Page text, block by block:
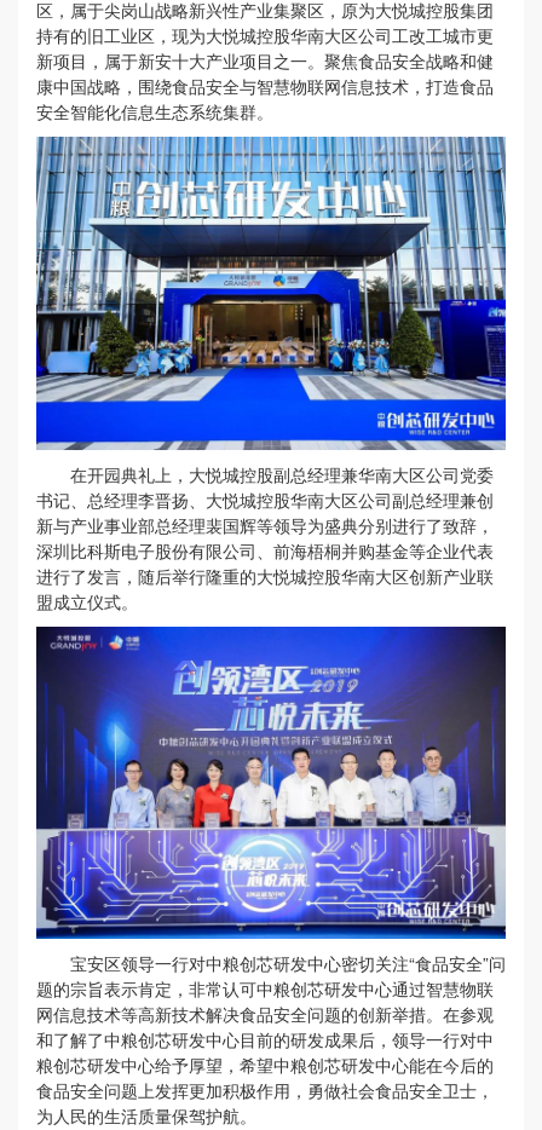
区，属于尖岗山战略新兴性产业集聚区，原为大悦城控股集团
持有的旧工业区，现为大悦城控股华南大区公司工改工城市更
新项目，属于新安十大产业项目之一。聚焦食品安全战略和健
康中国战略，围绕食品安全与智慧物联网信息技术，打造食品
安全智能化信息生态系统集群。
在开园典礼上，大悦城控股副总经理兼华南大区公司党委
书记、总经理李晋扬、大悦城控股华南大区公司副总经理兼创
新与产业事业部总经理裴国辉等领导为盛典分别进行了致辞，
深圳比科斯电子股份有限公司、前海梧桐并购基金等企业代表
进行了发言，随后举行隆重的大悦城控股华南大区创新产业联
盟成立仪式。
宝安区领导一行对中粮创芯研发中心密切关注“食品安全”问
题的宗旨表示肯定，非常认可中粮创芯研发中心通过智慧物联
网信息技术等高新技术解决食品安全问题的创新举措。在参观
和了解了中粮创芯研发中心目前的研发成果后，领导一行对中
粮创芯研发中心给予厚望，希望中粮创芯研发中心能在今后的
食品安全问题上发挥更加积极作用，勇做社会食品安全卫士，
为人民的生活质量保驾护航。